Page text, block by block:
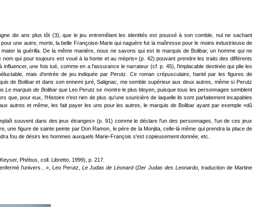
dix ans plus tôt (3), que le jeu entremêlant les identités est poussé à son comble, nul ne sachant
une autre, morte, la belle Françoise-Marie qui naguère fut la maîtresse pour le moins industrieuse de
la guérilla. De la même manière, nous ne savons qui est le marquis de Bolibar, un homme qui ne
qui pour toujours est voué à la honte et au mépris» (p. 42) pouvant prendre les traits des différents
une fois tué, comme en a l'assurance le narrateur (cf. p. 45), l'implacable destinée qui plie les
mais d'entrée de jeu indiquée par Perutz. Ce roman crépusculaire, hanté par les figures de
de Bolibar et dans son ennemi juré, Salignac, me semble supérieur aux deux autres, même si Perutz
Le marquis de Bolibarque Leo Perutz se montre le plus bloyen, puisque tous les personnages semblent
que, pour eux, l'Histoire n'est rien de plus qu'une souricière de laquelle ils sont parfaitement incapables
autres et même, les fait payer les uns pour les autres, le marquis de Bolibar ayant par exemple «dû
souvent dans des jeux étranges» (p. 91) comme le déclare l'un des personnages, l'un de ces jeux
une figure de sainte peinte par Don Ramon, le père de la Monjita, celle-là même qui prendra la place de
fou de désirs les hommes auxquels Marie-François s'est copieusement donnée, etc.
Phébus, coll. Libretto, 1999), p. 217.
l’univers…», Leo Perutz, Le Judas de Léonard(Der Judas des Leonardo , traduction de Martine